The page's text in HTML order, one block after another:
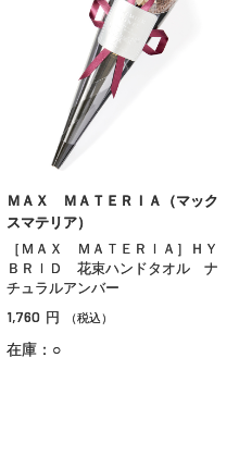
ＭＡＸ ＭＡＴＥＲＩＡ（マック
スマテリア）
［ＭＡＸ ＭＡＴＥＲＩＡ］ＨＹ
ＢＲＩＤ 花束ハンドタオル ナ
チュラルアンバー
1,760 円 （税込）
在庫：○